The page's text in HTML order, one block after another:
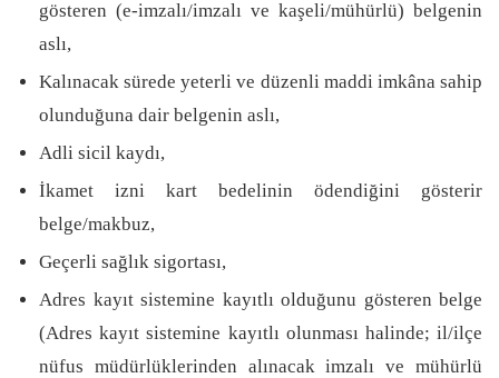
gösteren (e-imzalı/imzalı ve kaşeli/mühürlü) belgenin
aslı,
Kalınacak sürede yeterli ve düzenli maddi imkâna sahip
olunduğuna dair belgenin aslı,
Adli sicil kaydı,
İkamet izni kart bedelinin ödendiğini gösterir
belge/makbuz,
Geçerli sağlık sigortası,
Adres kayıt sistemine kayıtlı olduğunu gösteren belge
(Adres kayıt sistemine kayıtlı olunması halinde; il/ilçe
nüfus müdürlüklerinden alınacak imzalı ve mühürlü